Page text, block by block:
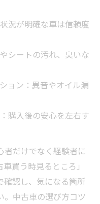
年式別の注意点
距離を比較する方
と距離のバランス
践術
の最新テクニック
を参考にする方法
ための注意点集
いコツや裏技紹介
況が明確な車は信頼度
シートの汚れ、臭いな
ョン：異音やオイル漏
購入後の安心を左右す
者だけでなく経験者に
買う時見るところ」
確認し、気になる箇所
。中古車の選び方コツ